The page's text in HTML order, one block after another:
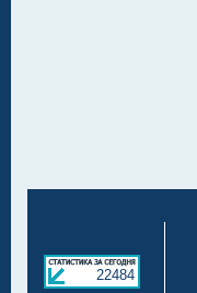
22484